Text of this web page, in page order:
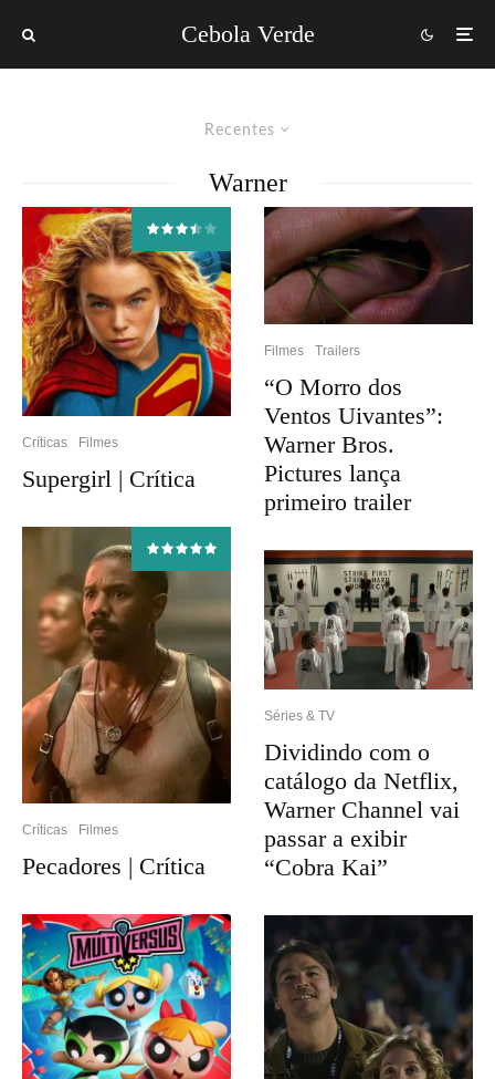
Cebola Verde
Recentes
Warner
Críticas Filmes
Supergirl | Crítica
Críticas Filmes
Pecadores | Crítica
Filmes Trailers
“O Morro dos
Ventos Uivantes”:
Warner Bros.
Pictures lança
primeiro trailer
Séries & TV
Dividindo com o
catálogo da Netflix,
Warner Channel vai
passar a exibir
“Cobra Kai”